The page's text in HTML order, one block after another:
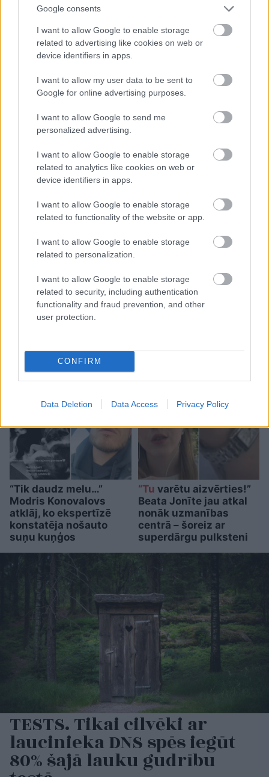
Google consents
I want to allow Google to enable storage
related to advertising like cookies on web or
device identifiers in apps.
I want to allow my user data to be sent to
Google for online advertising purposes.
I want to allow Google to send me
personalized advertising.
I want to allow Google to enable storage
related to analytics like cookies on web or
device identifiers in apps.
I want to allow Google to enable storage
related to functionality of the website or app.
I want to allow Google to enable storage
related to personalization.
I want to allow Google to enable storage
related to security, including authentication
functionality and fraud prevention, and other
user protection.
CONFIRM
Data Deletion Data Access Privacy Policy
“Sākumā nopriecājos,
pēc tam – vē…”
Swedbank jaunajam
piedāvājam ir būtisks
“zemūdens akmens”
“Pepco” veikalā kāds
pircējs dabūjis dzirdēt
to, ko viņam noteikti
nebūtu jādzird
zodiaka zīmes šajā
nedēļas nogalē kārtīgi
– labāk palikt mājās
“Tik daudz melu…”
Modris Konovalovs
atklāj, ko ekspertīzē
konstatēja nošauto
suņu kuņģos
“Tu varētu aizvērties!”
Beata Jonīte jau atkal
nonāk uzmanības
centrā – šoreiz ar
superdārgu pulksteni
TESTS. Tikai cilvēki ar
laucinieka DNS spēs iegūt
80% šajā lauku gudrību
Atcelt Ziņot